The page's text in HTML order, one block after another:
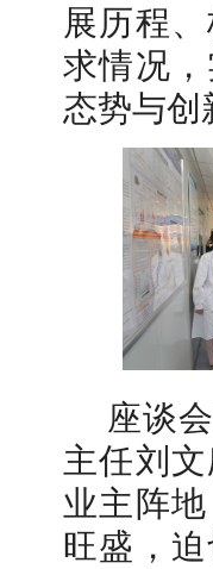
展历程
求情况
态势与创
座谈
主任刘
业主阵
旺盛，
北工商